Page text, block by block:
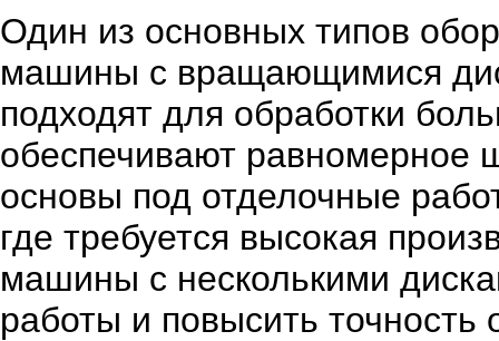
Один из основных типов
машины с вращающимися
подходят для обработки
обеспечивают равномерное
основы под отделочные
где требуется высокая
машины с несколькими
работы и повысить точность